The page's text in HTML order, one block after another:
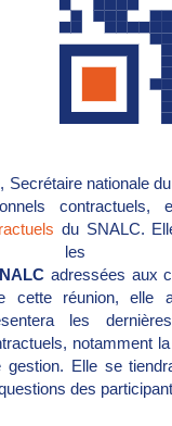
, Secrétaire nationale du
contractuels,
du SNALC.
adressées aux
cette réunion, elle
les
notamment
Elle se
des